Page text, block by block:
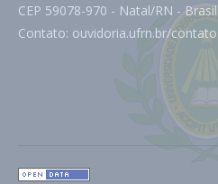
CEP 59078-970 - Natal/RN - Brasil
Contato: ouvidoria.ufrn.br/contato